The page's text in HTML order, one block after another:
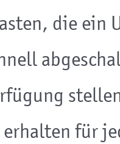
die ein
für